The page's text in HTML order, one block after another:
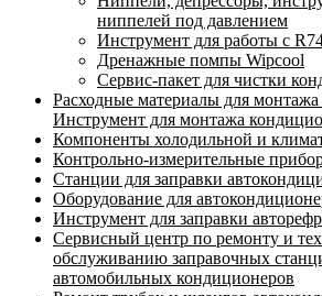
ниппелей под давлением
Инструмент для работы с
Дренажные помпы Wipcool
Сервис-пакет для чистки
Расходные материалы для
Инструмент для монтажа
Компоненты холодильной и
Контрольно-измерительные
Станции для заправки
Оборудование для
Инструмент для заправки
Сервисный центр по ремонту и
обслуживанию заправочных
автомобильных кондиционеров